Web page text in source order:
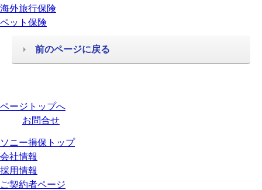
海外旅行保険
ペット保険
前のページに戻る
ページトップへ
お問合せ
ソニー損保トップ
会社情報
採用情報
ご契約者ページ